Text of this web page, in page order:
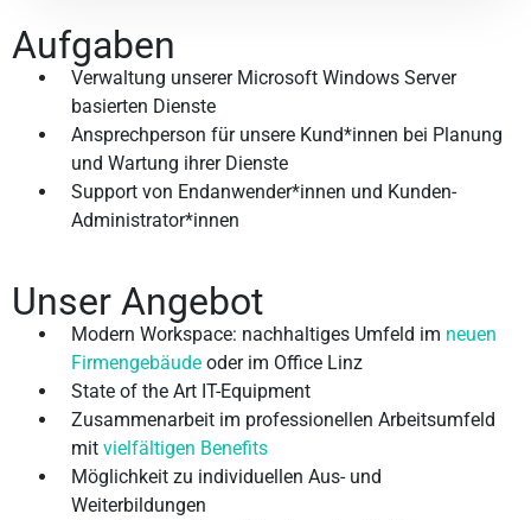
Aufgaben
Verwaltung unserer Microsoft Windows Server
basierten Dienste
Ansprechperson für unsere Kund*innen bei Planung
und Wartung ihrer Dienste
Support von Endanwender*innen und Kunden-
Administrator*innen
Unser Angebot
Modern Workspace: nachhaltiges Umfeld im neuen
Firmengebäude oder im Office Linz
State of the Art IT-Equipment
Zusammenarbeit im professionellen Arbeitsumfeld
mit vielfältigen Benefits
Möglichkeit zu individuellen Aus- und
Weiterbildungen